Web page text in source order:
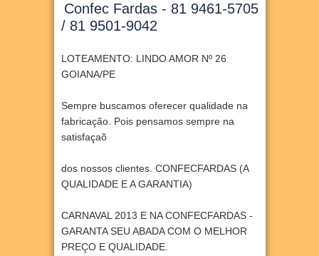
Confec Fardas - 81 9461-5705
/ 81 9501-9042
LOTEAMENTO: LINDO AMOR Nº 26
GOIANA/PE
Sempre buscamos oferecer qualidade na
fabricação. Pois pensamos sempre na
satisfaçaõ
dos nossos clientes. CONFECFARDAS (A
QUALIDADE E A GARANTIA)
CARNAVAL 2013 E NA CONFECFARDAS -
GARANTA SEU ABADA COM O MELHOR
PREÇO E QUALIDADE.